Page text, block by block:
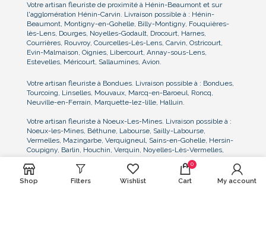
Votre artisan fleuriste de proximité à Hénin-Beaumont et sur
l'agglomération Hénin-Carvin. Livraison possible à : Hénin-
Beaumont, Montigny-en-Gohelle, Billy-Montigny, Fouquières-
lès-Lens, Dourges, Noyelles-Godault, Drocourt, Harnes,
Courrières, Rouvroy, Courcelles-Lès-Lens, Carvin, Ostricourt,
Evin-Malmaison, Oignies, Libercourt, Annay-sous-Lens,
Estevelles, Méricourt, Sallaumines, Avion.
Votre artisan fleuriste à Bondues. Livraison possible à : Bondues,
Tourcoing, Linselles, Mouvaux, Marcq-en-Baroeul, Roncq,
Neuville-en-Ferrain, Marquette-lez-lille, Halluin.
Votre artisan fleuriste à Noeux-Les-Mines. Livraison possible à :
Noeux-les-Mines, Béthune, Labourse, Sailly-Labourse,
Vermelles, Mazingarbe, Verquigneul, Sains-en-Gohelle, Hersin-
Coupigny, Barlin, Houchin, Verquin, Noyelles-Lès-Vermelles,
Bully-Les-Mines, Grenay
Nous consulter pour toute demande particulière de livraison dans
Shop Filters Wishlist
0
Cart My account